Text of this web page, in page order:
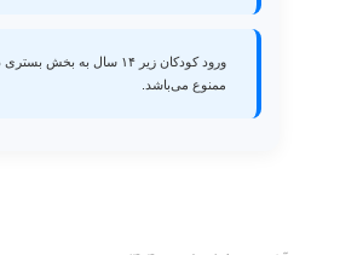
ورود کودکان زیر ۱۴ سال به
ممنوع می‌باشد.